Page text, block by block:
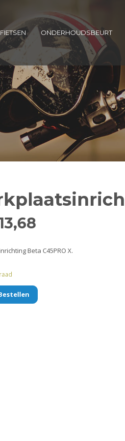
FIETSEN ONDERHOUDSBEURT
Beta C45PRO X.